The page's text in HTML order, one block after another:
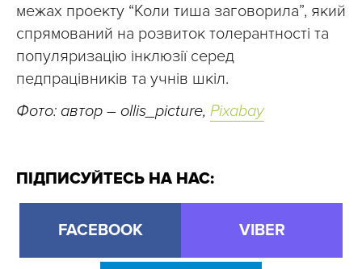
межах проекту “Коли тиша заговорила”, який
спрямований на розвиток толерантності та
популяризацію інклюзії серед
педпрацівників та учнів шкіл.
Фото: автор – ollis_picture, Pixabay
ПІДПИСУЙТЕСЬ НА НАС:
FACEBOOK VIBER